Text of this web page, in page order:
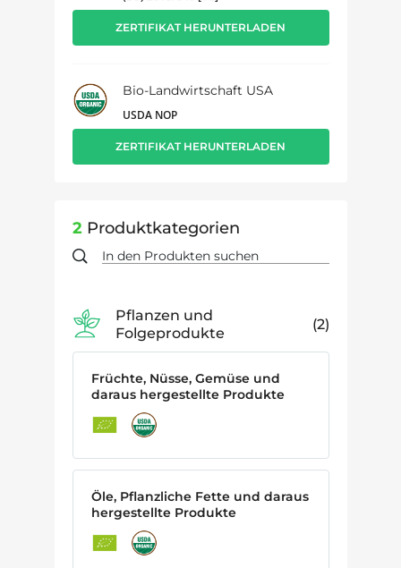
ZERTIFIKAT HERUNTERLADEN
Bio-Landwirtschaft USA
USDA NOP
ZERTIFIKAT HERUNTERLADEN
2 Produktkategorien
Pflanzen und
Folgeprodukte
2
Früchte, Nüsse, Gemüse und
daraus hergestellte Produkte
Öle, Pflanzliche Fette und daraus
hergestellte Produkte